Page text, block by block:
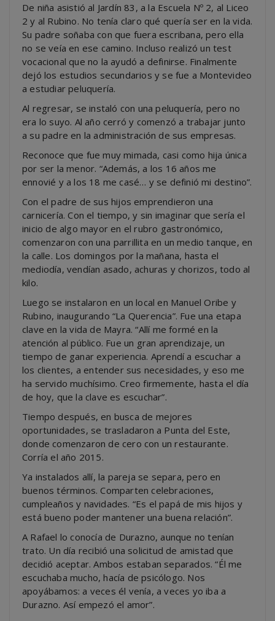
De niña asistió al Jardín 83, a la Escuela Nº 2, al Liceo
2 y al Rubino. No tenía claro qué quería ser en la vida.
Su padre soñaba con que fuera escribana, pero ella
no se veía en ese camino. Incluso realizó un test
vocacional que no la ayudó a definirse. Finalmente
dejó los estudios secundarios y se fue a Montevideo
a estudiar peluquería.
Al regresar, se instaló con una peluquería, pero no
era lo suyo. Al año cerró y comenzó a trabajar junto
a su padre en la administración de sus empresas.
Reconoce que fue muy mimada, casi como hija única
por ser la menor. “Además, a los 16 años me
ennovié y a los 18 me casé… y se definió mi destino”.
Con el padre de sus hijos emprendieron una
carnicería. Con el tiempo, y sin imaginar que sería el
inicio de algo mayor en el rubro gastronómico,
comenzaron con una parrillita en un medio tanque, en
la calle. Los domingos por la mañana, hasta el
mediodía, vendían asado, achuras y chorizos, todo al
kilo.
Luego se instalaron en un local en Manuel Oribe y
Rubino, inaugurando “La Querencia”. Fue una etapa
clave en la vida de Mayra. “Allí me formé en la
atención al público. Fue un gran aprendizaje, un
tiempo de ganar experiencia. Aprendí a escuchar a
los clientes, a entender sus necesidades, y eso me
ha servido muchísimo. Creo firmemente, hasta el día
de hoy, que la clave es escuchar”.
Tiempo después, en busca de mejores
oportunidades, se trasladaron a Punta del Este,
donde comenzaron de cero con un restaurante.
Corría el año 2015.
Ya instalados allí, la pareja se separa, pero en
buenos términos. Comparten celebraciones,
cumpleaños y navidades. “Es el papá de mis hijos y
está bueno poder mantener una buena relación”.
A Rafael lo conocía de Durazno, aunque no tenían
trato. Un día recibió una solicitud de amistad que
decidió aceptar. Ambos estaban separados. “Él me
escuchaba mucho, hacía de psicólogo. Nos
apoyábamos: a veces él venía, a veces yo iba a
Durazno. Así empezó el amor”.